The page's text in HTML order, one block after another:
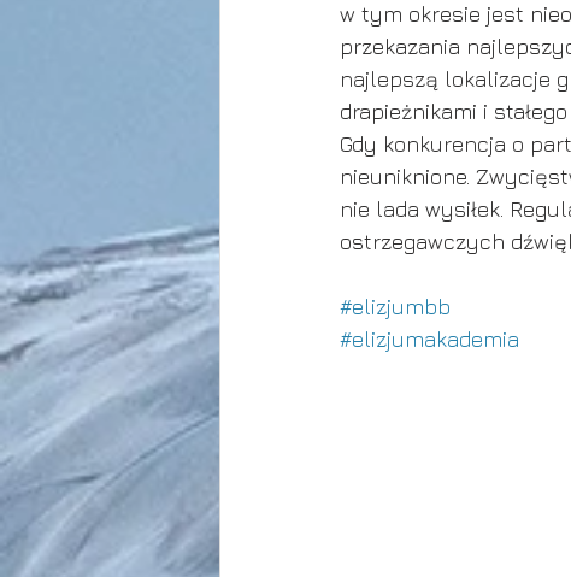
w tym okresie jest
przekazania
najlepszą lokalizacje
drapieżnikami i
Gdy konkurencja o
nieuniknione.
nie lada wysiłek.
ostrzegawczych
#elizjumbb
#elizjumakademia